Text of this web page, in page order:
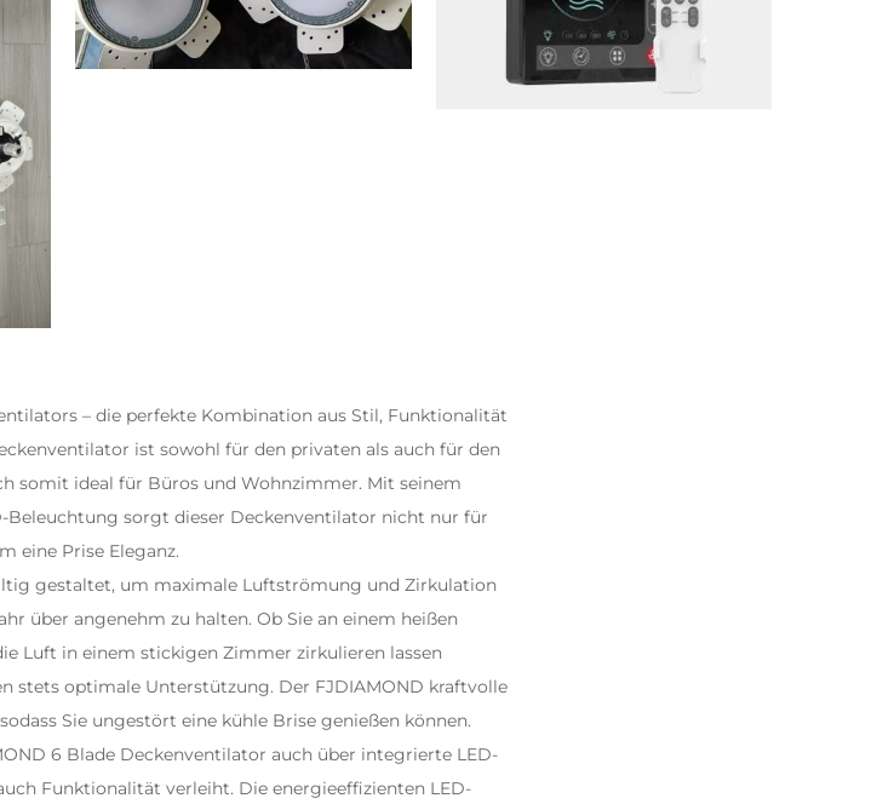
– die perfekte Kombination aus Stil, Funktionalität
ist sowohl für den privaten als auch für den
somit ideal für Büros und Wohnzimmer. Mit seinem
sorgt dieser Deckenventilator nicht nur für
eine Prise Eleganz.
gestaltet, um maximale Luftströmung und Zirkulation
über angenehm zu halten. Ob Sie an einem heißen
Luft in einem stickigen Zimmer zirkulieren lassen
stets optimale Unterstützung. Der FJDIAMOND kraftvolle
Sie ungestört eine kühle Brise genießen können.
6 Blade Deckenventilator auch über integrierte LED-
Funktionalität verleiht. Die energieeffizienten LED-